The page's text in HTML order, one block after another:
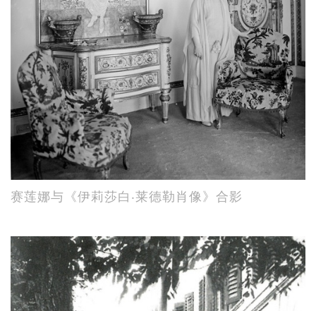
赛莲娜与《伊莉莎白‧莱德勒肖像》合影